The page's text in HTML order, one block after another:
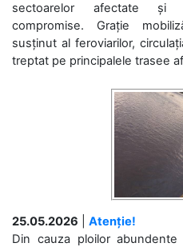
sectoarelor afectate și
compromise. Grație
susținut al feroviarilor,
treptat pe principalele trasee
25.05.2026
Atenție!
Din cauza ploilor